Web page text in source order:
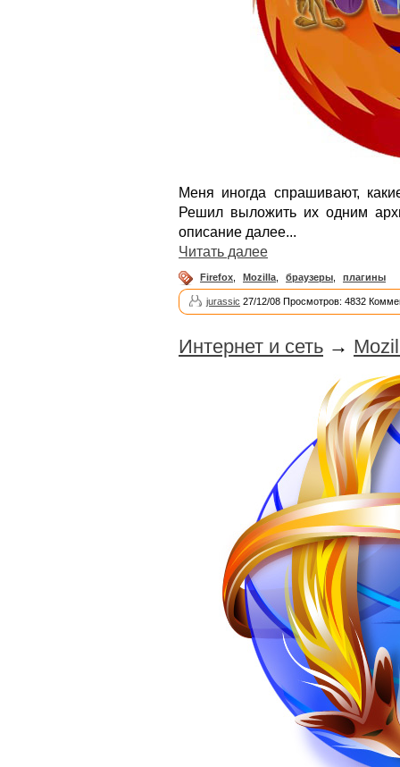
Меня иногда спрашивают,
Решил выложить их одним
описание далее...
Читать далее
Firefox Mozilla браузеры плагины
jurassic 27/12/08 Просмотров: 4832
Интернет и сеть →